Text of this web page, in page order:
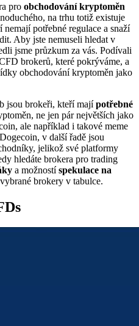
pro obchodování kryptoměn
na trhu totiž existuje
potřebné regulace a snaží
Aby jste nemuseli hledat v
jsme průzkum za vás. Podívali
brokerů, které pokrýváme, a
obchodování kryptoměn jako
jsou brokeři, kteří majípotřebné
ne jen pár největších jako
ale například i takové meme
v další řadě jsou
jelikož své platformy
hledáte brokera pro trading
a možnostíspekulace na
brokery v tabulce.